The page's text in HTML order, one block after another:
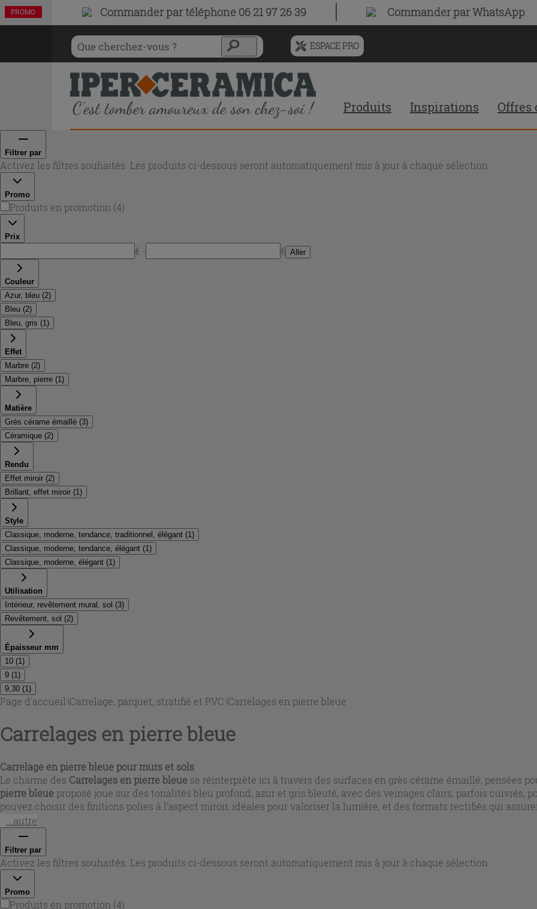
Commander par téléphone 06 21 97 26 39 Commander par WhatsApp
Menu
l'historique
des
recherches
du
recommandé
du
ESPACE PRO
Produits Inspirations Offres
Filtrer par
Activez les filtres souhaités. Les produits ci-dessous seront automatiquement mis à jour à chaque sélection.
Promo
Produits en promotion (4)
Prix
€ - € Aller
Couleur
Azur, bleu (2)
Bleu (2)
Bleu, gris (1)
Effet
Marbre (2)
Marbre, pierre (1)
Matière
Grès cérame émaillé (3)
Céramique (2)
Rendu
Effet miroir (2)
Brillant, effet miroir (1)
Style
Classique, moderne, tendance, traditionnel, élégant (1)
Classique, moderne, tendance, élégant (1)
Classique, moderne, élégant (1)
Utilisation
Intérieur, revêtement mural, sol (3)
Revêtement, sol (2)
Épaisseur mm
10 (1)
9 (1)
9,30 (1)
Page d'accueil \Carrelage, parquet, stratifié et PVC\Carrelages en pierre bleue
Carrelages en pierre bleue
Carrelage en pierre bleue pour murs et sols
Le charme des Carrelages en pierre bleue se réinterprète ici à travers des surfaces en grès cérame émaillé, pensées
pierre bleue proposé joue sur des tonalités bleu profond, azur et gris bleuté, avec des veinages clairs, parfois cuivrés,
pouvez choisir des finitions polies à l’aspect miroir, idéales pour valoriser la lumière, et des formats rectifiés qui
qu’au mur.
...autre
Filtrer par
Activez les filtres souhaités. Les produits ci-dessous seront automatiquement mis à jour à chaque sélection.
Promo
Produits en promotion (4)
PROMO
PROMO
PROMO
PROMO